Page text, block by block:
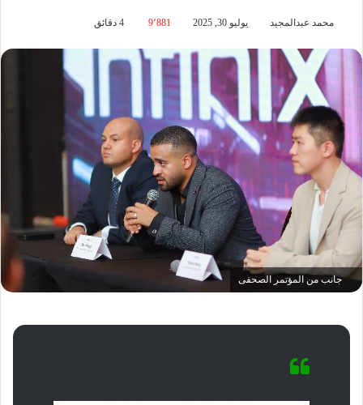
محمد عبدالمجيد يوليو 30, 2025 9٬881
جانب من المؤتمر الصحفى